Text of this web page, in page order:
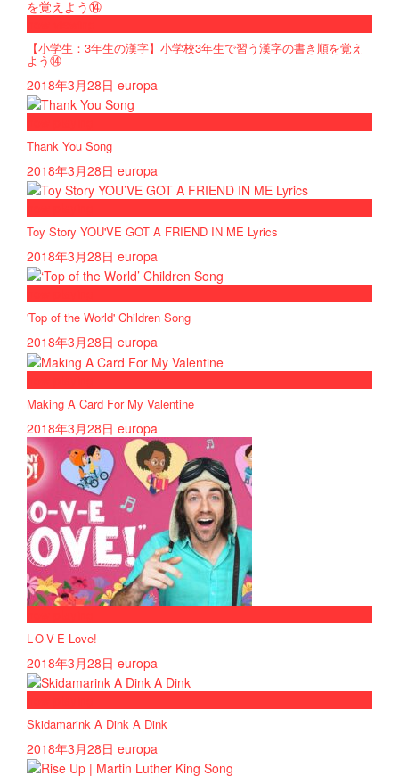
【小学生：3年生の漢字】小学校3年生で習う漢字の書き順を覚え
よう⑭
2018年3月28日 europa
Thank You Song
2018年3月28日 europa
Toy Story YOU'VE GOT A FRIEND IN ME Lyrics
2018年3月28日 europa
'Top of the World' Children Song
2018年3月28日 europa
Making A Card For My Valentine
2018年3月28日 europa
L-O-V-E Love!
2018年3月28日 europa
Skidamarink A Dink A Dink
2018年3月28日 europa